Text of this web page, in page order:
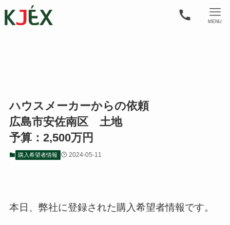
MENU
ハウスメーカーからの依頼
広島市安佐南区 土地
予算：2,500万円
購入希望者情報 2024-05-11
本日、弊社に登録された購入希望者情報です。